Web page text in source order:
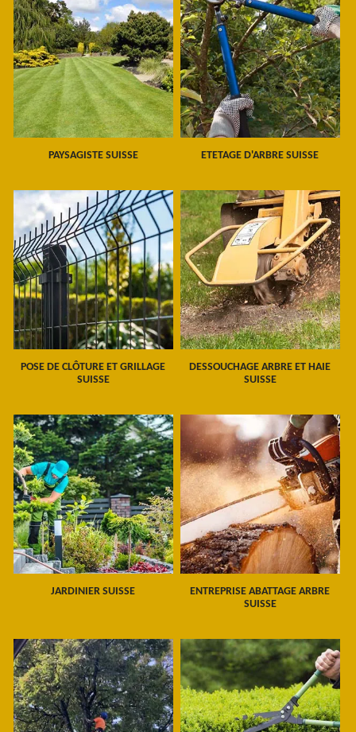
PAYSAGISTE SUISSE ETETAGE D'ARBRE SUISSE
POSE DE CLÔTURE ET GRILLAGE
SUISSE
DESSOUCHAGE ARBRE ET HAIE
SUISSE
JARDINIER SUISSE
ENTREPRISE ABATTAGE ARBRE
SUISSE